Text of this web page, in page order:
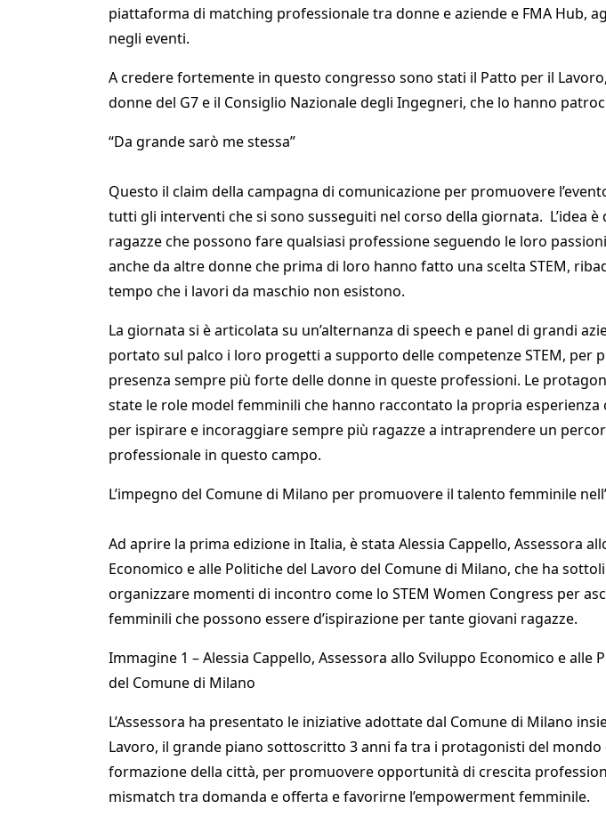
piattaforma di matching professionale tra donne e aziende e FMA Hub,
negli eventi.
A credere fortemente in questo congresso sono stati il Patto per il
donne del G7 e il Consiglio Nazionale degli Ingegneri, che lo hanno
“Da grande sarò me stessa”
Questo il claim della campagna di comunicazione per promuovere
tutti gli interventi che si sono susseguiti nel corso della giornata. L’idea è
ragazze che possono fare qualsiasi professione seguendo le loro
anche da altre donne che prima di loro hanno fatto una scelta STEM,
tempo che i lavori da maschio non esistono.
La giornata si è articolata su un’alternanza di speech e panel di grandi
portato sul palco i loro progetti a supporto delle competenze STEM, per
presenza sempre più forte delle donne in queste professioni. Le
state le role model femminili che hanno raccontato la propria esperienza
per ispirare e incoraggiare sempre più ragazze a intraprendere un
professionale in questo campo.
L’impegno del Comune di Milano per promuovere il talento femminile
Ad aprire la prima edizione in Italia, è stata Alessia Cappello, Assessora
Economico e alle Politiche del Lavoro del Comune di Milano, che ha
organizzare momenti di incontro come lo STEM Women Congress per
femminili che possono essere d’ispirazione per tante giovani ragazze.
Immagine 1 – Alessia Cappello, Assessora allo Sviluppo Economico e alle
del Comune di Milano
L’Assessora ha presentato le iniziative adottate dal Comune di Milano
Lavoro, il grande piano sottoscritto 3 anni fa tra i protagonisti del mondo
formazione della città, per promuovere opportunità di crescita
mismatch tra domanda e offerta e favorirne l’empowerment femminile.